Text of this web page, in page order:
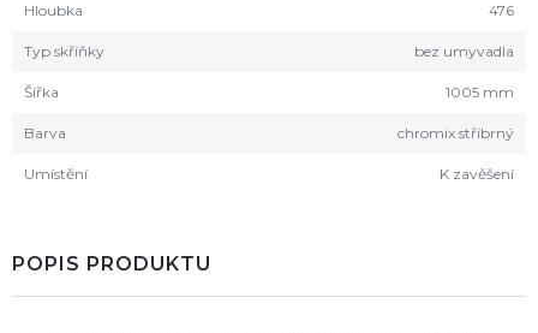
Hloubka 476
Typ skříňky bez umyvadla
Šířka 1005 mm
Barva chromix stříbrný
Umístění K zavěšení
POPIS PRODUKTU